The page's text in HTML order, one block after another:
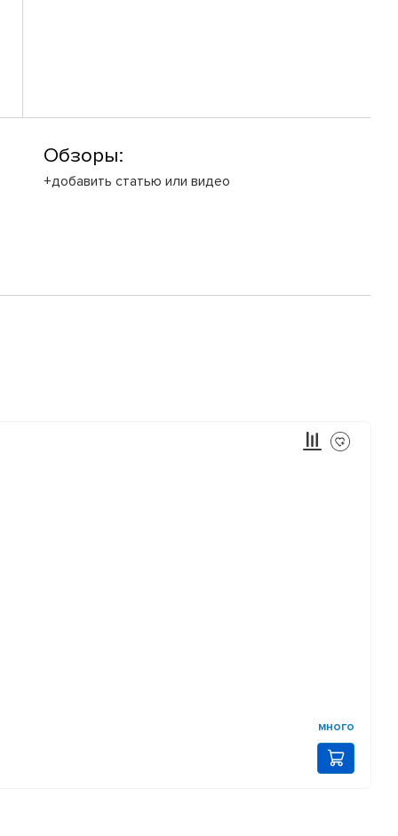
Обзоры:
+добавить статью или видео
много